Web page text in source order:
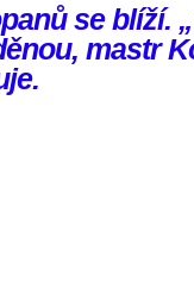
se blíží.
mastr